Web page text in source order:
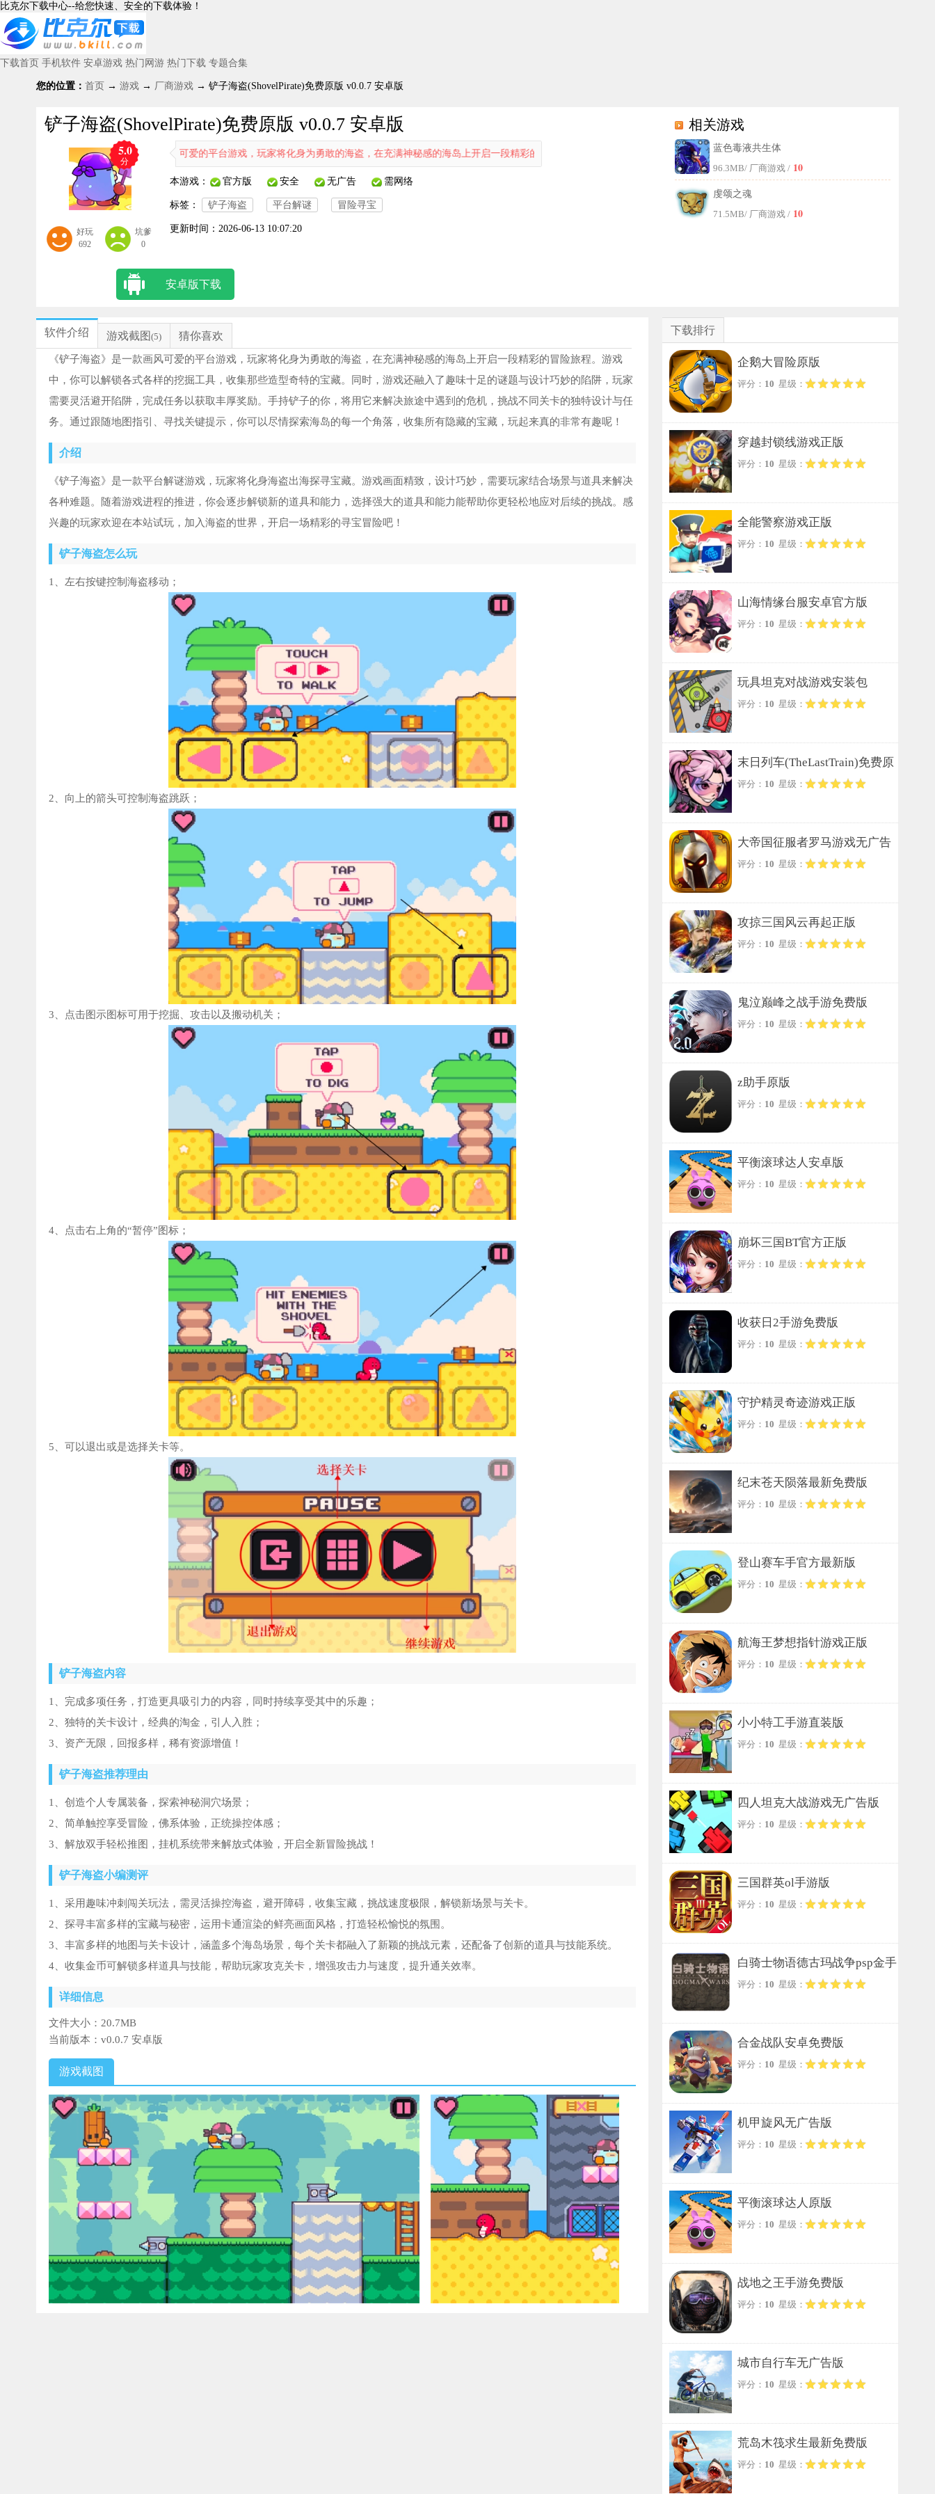
比克尔下载中心--给您快速、安全的下载体验！
下载首页 手机软件 安卓游戏 热门网游 热门下载 专题合集
您的位置： 首页 → 游戏 → 厂商游戏 → 铲子海盗(ShovelPirate)免费原版 v0.0.7 安卓版
铲子海盗(ShovelPirate)免费原版 v0.0.7 安卓版
5.0
分
好玩
692
坑爹
0
《铲子海盗》是一款画风可爱的平台游戏，玩家将化身为勇敢的海盗，在充满神秘感的海岛上开启一段精彩的冒险旅程。游戏中，你可以解锁各式各样的挖掘工具，收集那些造型奇特的宝藏。同时，游戏还
本游戏： 官方版 安全 无广告 需网络
标签： 铲子海盗 平台解谜 冒险寻宝
更新时间： 2026-06-13 10:07:20
安卓版下载
相关游戏
蓝色毒液共生体
96.3MB/ 厂商游戏 / 10
虔颂之魂
71.5MB/ 厂商游戏 / 10
软件介绍 游戏截图 (5) 猜你喜欢
《铲子海盗》是一款画风可爱的平台游戏，玩家将化身为勇敢的海盗，在充满神秘感的海岛上开启一段精彩的冒险旅程。游戏
中，你可以解锁各式各样的挖掘工具，收集那些造型奇特的宝藏。同时，游戏还融入了趣味十足的谜题与设计巧妙的陷阱，玩家
需要灵活避开陷阱，完成任务以获取丰厚奖励。手持铲子的你，将用它来解决旅途中遇到的危机，挑战不同关卡的独特设计与任
务。通过跟随地图指引、寻找关键提示，你可以尽情探索海岛的每一个角落，收集所有隐藏的宝藏，玩起来真的非常有趣呢！
介绍
《铲子海盗》是一款平台解谜游戏，玩家将化身海盗出海探寻宝藏。游戏画面精致，设计巧妙，需要玩家结合场景与道具来解决
各种难题。随着游戏进程的推进，你会逐步解锁新的道具和能力，选择强大的道具和能力能帮助你更轻松地应对后续的挑战。感
兴趣的玩家欢迎在本站试玩，加入海盗的世界，开启一场精彩的寻宝冒险吧！
铲子海盗怎么玩
1、左右按键控制海盗移动；
2、向上的箭头可控制海盗跳跃；
3、点击图示图标可用于挖掘、攻击以及搬动机关；
4、点击右上角的“暂停”图标；
5、可以退出或是选择关卡等。
铲子海盗内容
1、完成多项任务，打造更具吸引力的内容，同时持续享受其中的乐趣；
2、独特的关卡设计，经典的淘金，引人入胜；
3、资产无限，回报多样，稀有资源增值！
铲子海盗推荐理由
1、创造个人专属装备，探索神秘洞穴场景；
2、简单触控享受冒险，佛系体验，正统操控体感；
3、解放双手轻松推图，挂机系统带来解放式体验，开启全新冒险挑战！
铲子海盗小编测评
1、采用趣味冲刺闯关玩法，需灵活操控海盗，避开障碍，收集宝藏，挑战速度极限，解锁新场景与关卡。
2、探寻丰富多样的宝藏与秘密，运用卡通渲染的鲜亮画面风格，打造轻松愉悦的氛围。
3、丰富多样的地图与关卡设计，涵盖多个海岛场景，每个关卡都融入了新颖的挑战元素，还配备了创新的道具与技能系统。
4、收集金币可解锁多样道具与技能，帮助玩家攻克关卡，增强攻击力与速度，提升通关效率。
详细信息
文件大小： 20.7MB
当前版本： v0.0.7 安卓版
游戏截图
下载排行
企鹅大冒险原版
评分： 10 星级：
穿越封锁线游戏正版
评分： 10 星级：
全能警察游戏正版
评分： 10 星级：
山海情缘台服安卓官方版
评分： 10 星级：
玩具坦克对战游戏安装包
评分： 10 星级：
末日列车(TheLastTrain)免费原
版
评分： 10 星级：
大帝国征服者罗马游戏无广告
版
评分： 10 星级：
攻掠三国风云再起正版
评分： 10 星级：
鬼泣巅峰之战手游免费版
评分： 10 星级：
z助手原版
评分： 10 星级：
平衡滚球达人安卓版
评分： 10 星级：
崩坏三国BT官方正版
评分： 10 星级：
收获日2手游免费版
评分： 10 星级：
守护精灵奇迹游戏正版
评分： 10 星级：
纪末苍天陨落最新免费版
评分： 10 星级：
登山赛车手官方最新版
评分： 10 星级：
航海王梦想指针游戏正版
评分： 10 星级：
小小特工手游直装版
评分： 10 星级：
四人坦克大战游戏无广告版
评分： 10 星级：
三国群英ol手游版
评分： 10 星级：
白骑士物语德古玛战争psp金手
指免费原版
评分： 10 星级：
合金战队安卓免费版
评分： 10 星级：
机甲旋风无广告版
评分： 10 星级：
平衡滚球达人原版
评分： 10 星级：
战地之王手游免费版
评分： 10 星级：
城市自行车无广告版
评分： 10 星级：
荒岛木筏求生最新免费版
评分： 10 星级：